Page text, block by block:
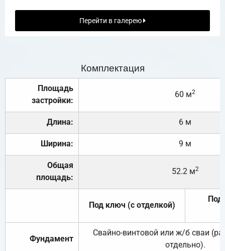
Перейти в галерею
Комплектация
Площадь
застройки:
60 м2
Длина: 6 м
Ширина: 9 м
Общая
площадь:
52.2 м2
Под ключ (с отделкой)
Под
Фундамент
Свайно-винтовой или ж/б сваи
отдельно).